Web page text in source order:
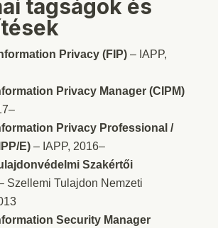
tagságok és
Privacy (FIP)– IAPP,
Privacy Manager (CIPM)
Privacy Professional /
E)– IAPP, 2016–
Szakértői
Szellemi Tulajdon Nemzeti
Security Manager